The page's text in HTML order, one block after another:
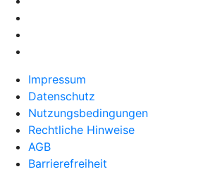
Impressum
Datenschutz
Nutzungsbedingungen
Rechtliche Hinweise
AGB
Barrierefreiheit